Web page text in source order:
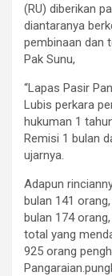
(RU) diberikan
diantaranya
pembinaan dan
Pak Sunu,
“Lapas Pasir
Lubis perkara
hukuman 1
Remisi 1 bulan
ujarnya.
Adapun
bulan 141
bulan 174
total yang
925 orang